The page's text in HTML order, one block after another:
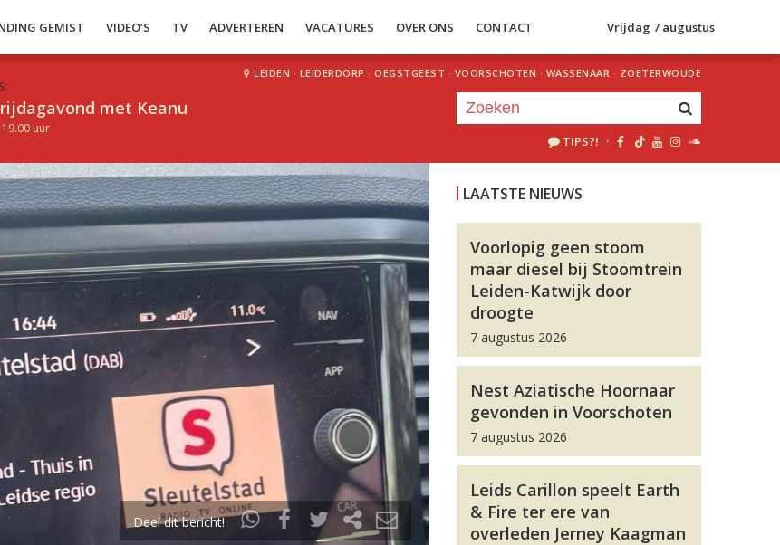
GEMIST VIDEO’S TV ADVERTEREN VACATURES OVER ONS CONTACT Vrijdag 7 augustus
met Keanu
uur
LEIDEN · LEIDERDORP · OEGSTGEEST · VOORSCHOTEN · WASSENAAR · ZOETERWOUDE
TIPS?! ·
Deel dit bericht!
LAATSTE NIEUWS
Voorlopig geen stoom
maar diesel bij Stoomtrein
Leiden-Katwijk door
droogte
7 augustus 2026
Nest Aziatische Hoornaar
gevonden in Voorschoten
7 augustus 2026
Leids Carillon speelt Earth
& Fire ter ere van
overleden Jerney Kaagman